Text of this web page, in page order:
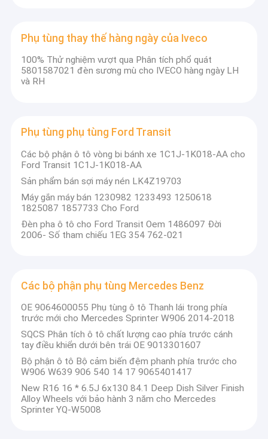
Phụ tùng thay thế hàng ngày của Iveco
100% Thử nghiệm vượt qua Phân tích phổ quát
5801587021 đèn sương mù cho IVECO hàng ngày LH
và RH
Phụ tùng phụ tùng Ford Transit
Các bộ phận ô tô vòng bi bánh xe 1C1J-1K018-AA cho
Ford Transit 1C1J-1K018-AA
Sản phẩm bán sợi máy nén LK4Z19703
Máy gắn máy bán 1230982 1233493 1250618
1825087 1857733 Cho Ford
Đèn pha ô tô cho Ford Transit Oem 1486097 Đời
2006- Số tham chiếu 1EG 354 762-021
Các bộ phận phụ tùng Mercedes Benz
OE 9064600055 Phụ tùng ô tô Thanh lái trong phía
trước mới cho Mercedes Sprinter W906 2014-2018
SQCS Phân tích ô tô chất lượng cao phía trước cánh
tay điều khiển dưới bên trái OE 9013301607
Bộ phận ô tô Bộ cảm biến đệm phanh phía trước cho
W906 W639 906 540 14 17 9065401417
New R16 16 * 6.5J 6x130 84.1 Deep Dish Silver Finish
Alloy Wheels với bảo hành 3 năm cho Mercedes
Sprinter YQ-W5008